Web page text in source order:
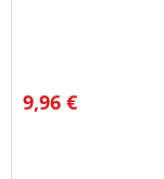
9,96 €